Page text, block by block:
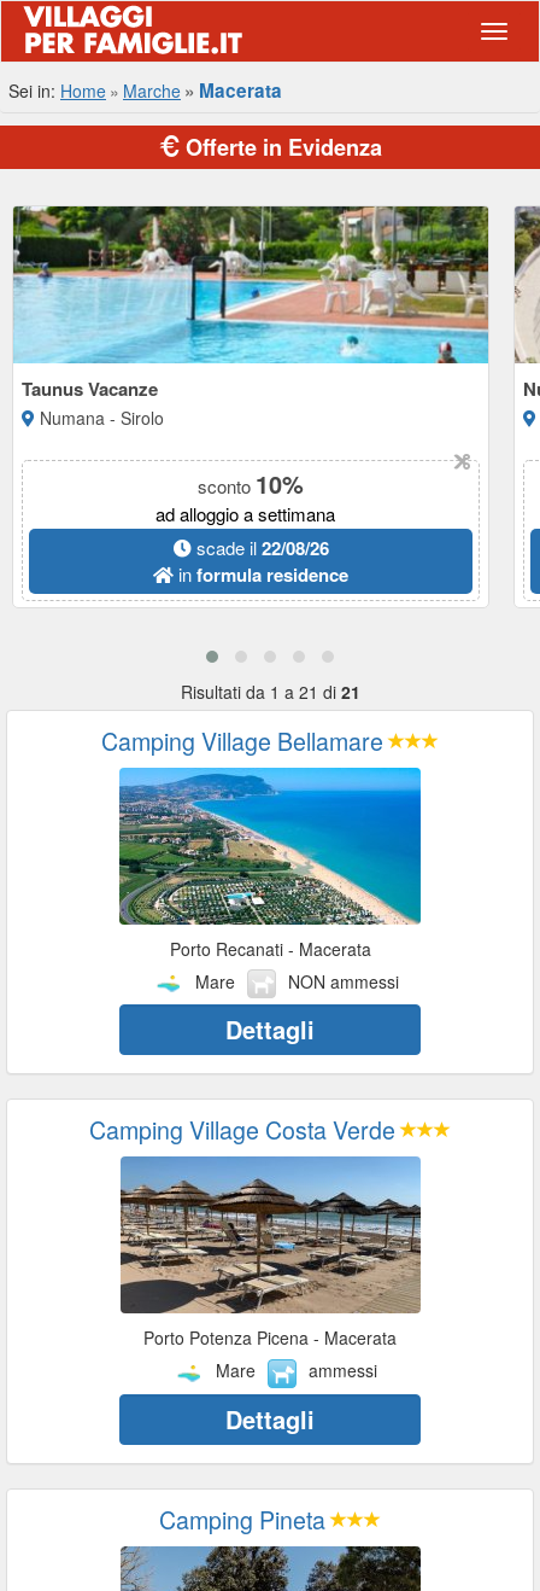
Sei in: Home Marche Macerata
Offerte in Evidenza
Taunus Vacanze
Numana - Sirolo
sconto 10%
ad alloggio a settimana
scade il22/08/26
informula residence
Risultati da 1 a 21 di 21
Camping Village Bellamare
Porto Recanati - Macerata
Mare
NON ammessi
Dettagli
Camping Village Costa Verde
Porto Potenza Picena - Macerata
Mare
ammessi
Dettagli
Camping Pineta